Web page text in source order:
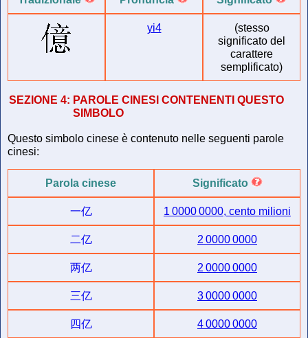
yi4
(stesso
significato del
carattere
semplificato)
SEZIONE 4: PAROLE CINESI CONTENENTI QUESTO
SIMBOLO
Questo simbolo cinese è contenuto nelle seguenti parole
cinesi:
Parola cinese
一亿
Significato
1 0000 0000, cento milioni
二亿 2 0000 0000
两亿 2 0000 0000
三亿 3 0000 0000
四亿 4 0000 0000